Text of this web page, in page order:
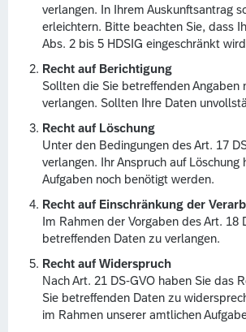
verlangen. In Ihrem Auskunftsantrag
erleichtern. Bitte beachten Sie, dass
Abs. 2 bis 5 HDSIG eingeschränkt
Recht auf Berichtigung
Sollten die Sie betreffenden Angaben
verlangen. Sollten Ihre Daten
Recht auf Löschung
Unter den Bedingungen des Art. 17
verlangen. Ihr Anspruch auf
Aufgaben noch benötigt werden.
Recht auf Einschränkung der
Im Rahmen der Vorgaben des Art. 18
betreffenden Daten zu verlangen.
Recht auf Widerspruch
Nach Art. 21 DS-GVO haben Sie das
Sie betreffenden Daten zu
im Rahmen unserer amtlichen